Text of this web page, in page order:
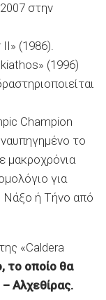
στην
(1986).
(1996)
Champion
το
μακροχρόνια
για
Νάξο ή Τήνο από
«Caldera
το οποίο θα
Αλχεθίρας.